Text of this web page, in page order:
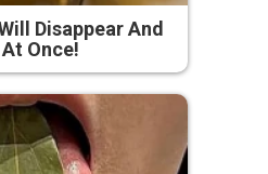
Disappear And
Once!